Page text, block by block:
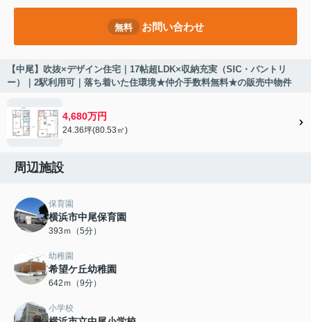
無料 お問い合わせ
【中尾】吹抜×デザイン住宅｜17帖超LDK×収納充実（SIC・パントリ
ー）｜2駅利用可｜落ち着いた住環境★仲介手数料無料★の販売中物件
4,680万円
24.36坪(80.53㎡)
周辺施設
保育園
横浜市中尾保育園
393ｍ（5分）
幼稚園
希望ケ丘幼稚園
642ｍ（9分）
小学校